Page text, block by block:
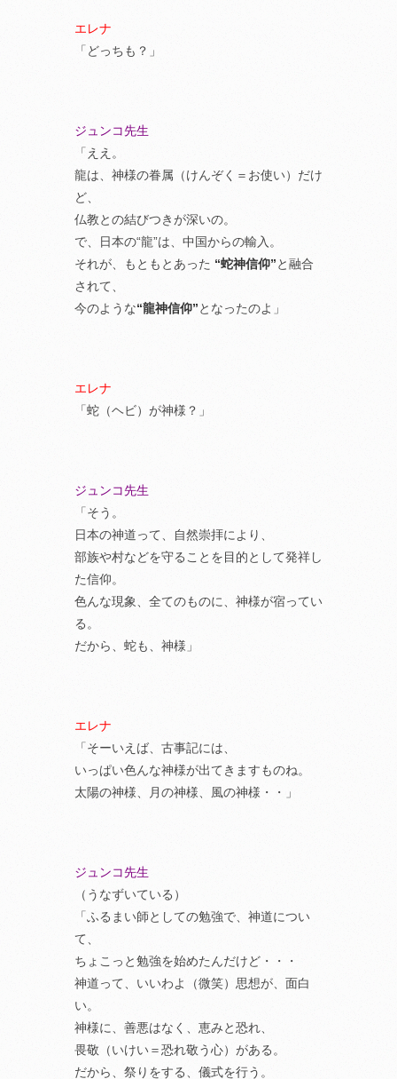
エレナ
「どっちも？」
ジュンコ先生
「ええ。
龍は、神様の眷属（けんぞく＝お使い）だけ
ど、
仏教との結びつきが深いの。
で、日本の“龍”は、中国からの輸入。
それが、もともとあった “蛇神信仰”と融合
されて、
今のような“龍神信仰”となったのよ」
エレナ
「蛇（ヘビ）が神様？」
ジュンコ先生
「そう。
日本の神道って、自然崇拝により、
部族や村などを守ることを目的として発祥し
た信仰。
色んな現象、全てのものに、神様が宿ってい
る。
だから、蛇も、神様」
エレナ
「そーいえば、古事記には、
いっぱい色んな神様が出てきますものね。
太陽の神様、月の神様、風の神様・・」
ジュンコ先生
（うなずいている）
「ふるまい師としての勉強で、神道につい
て、
ちょこっと勉強を始めたんだけど・・・
神道って、いいわよ（微笑）思想が、面白
い。
神様に、善悪はなく、恵みと恐れ、
畏敬（いけい＝恐れ敬う心）がある。
だから、祭りをする、儀式を行う。